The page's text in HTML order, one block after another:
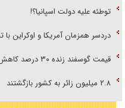
توطئه علیه دولت اسپانیا؟!
دردسر همزمان آمریکا و اوکراین
قیمت گوسفند زنده ۳۰ درصد کاهش یافت؛ گوشت ارزان نشد
۲.۸ میلیون زائر به کشور بازگشتند